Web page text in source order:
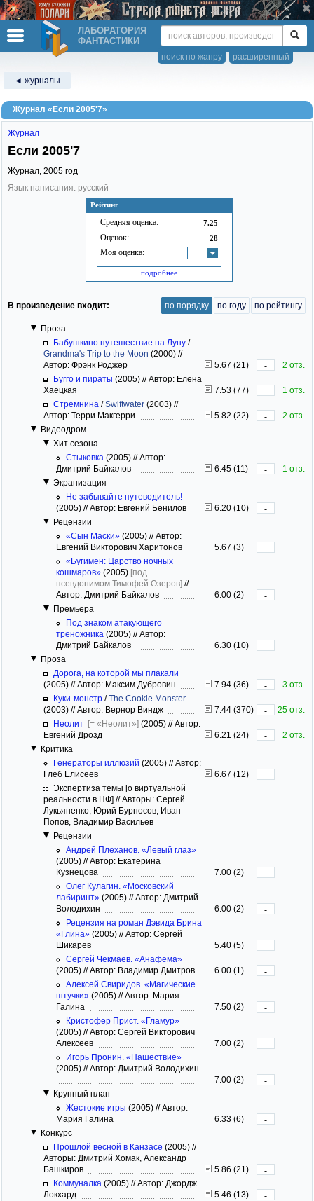
ЛАБОРАТОРИЯ
ФАНТАСТИКИ
расширенный
поиск по жанру
◄ журналы
Журнал «Если 2005'7»
Рейтинг
Средняя оценка: 7.25
Оценок: 28
Моя оценка: -
подробнее
Журнал
Если 2005'7
Журнал, 2005 год
Язык написания: русский
В произведение входит: по порядку по году по рейтингу
Проза
Бабушкино путешествие на Луну /
Grandma's Trip to the Moon (2000) //
Автор: Фрэнк Роджер
5.67 (21) -
2 отз.
Бугго и пираты (2005) //Автор: Елена
Хаецкая
7.53 (77) -
1 отз.
Стремнина /Swiftwater (2003) //
Автор: Терри Макгерри
5.82 (22) -
2 отз.
Видеодром
Хит сезона
Стыковка (2005) //Автор:
Дмитрий Байкалов
6.45 (11) -
1 отз.
Экранизация
Не забывайте путеводитель!
(2005) //Автор: Евгений Бенилов 6.20 (10)
-
Рецензии
«Сын Маски» (2005) //Автор:
Евгений Викторович Харитонов
5.67 (3)
-
«Бугимен: Царство ночных
кошмаров» (2005) [под
псевдонимом Тимофей Озеров] //
Автор: Дмитрий Байкалов
6.00 (2)
-
Премьера
Под знаком атакующего
треножника (2005) //Автор:
Дмитрий Байкалов
6.30 (10)
-
Проза
Дорога, на которой мы плакали
(2005) //Автор: Максим Дубровин 7.94 (36) -
3 отз.
Куки-монстр /The Cookie Monster
(2003) //Автор: Вернор Виндж 7.44 (370) -
25 отз.
Неолит [= «Неолит»] (2005) //Автор:
Евгений Дрозд
6.21 (24) -
2 отз.
Критика
Генераторы иллюзий (2005) //Автор:
Глеб Елисеев
6.67 (12)
-
Экспертиза темы [о виртуальной
реальности в НФ] // Авторы: Сергей
Лукьяненко, Юрий Бурносов, Иван
Попов, Владимир Васильев
Рецензии
Андрей Плеханов. «Левый глаз»
(2005) //Автор: Екатерина
Кузнецова
7.00 (2)
-
Олег Кулагин. «Московский
лабиринт» (2005) //Автор: Дмитрий
Володихин
6.00 (2)
-
Рецензия на роман Дэвида Брина
«Глина» (2005) //Автор: Сергей
Шикарев
5.40 (5)
-
Сергей Чекмаев. «Анафема»
(2005) //Автор: Владимир Дмитров 6.00 (1)
-
Алексей Свиридов. «Магические
штучки» (2005) //Автор: Мария
Галина
7.50 (2)
-
Кристофер Прист. «Гламур»
(2005) //Автор: Сергей Викторович
Алексеев
7.00 (2)
-
Игорь Пронин. «Нашествие»
(2005) //Автор: Дмитрий Володихин
7.00 (2)
-
Крупный план
Жестокие игры (2005) //Автор:
Мария Галина
6.33 (6)
-
Конкурс
Прошлой весной в Канзасе (2005) //
Авторы: Дмитрий Хомак, Александр
Башкиров
5.86 (21)
-
Коммуналка (2005) //Автор: Джордж
Локхард
5.46 (13)
-